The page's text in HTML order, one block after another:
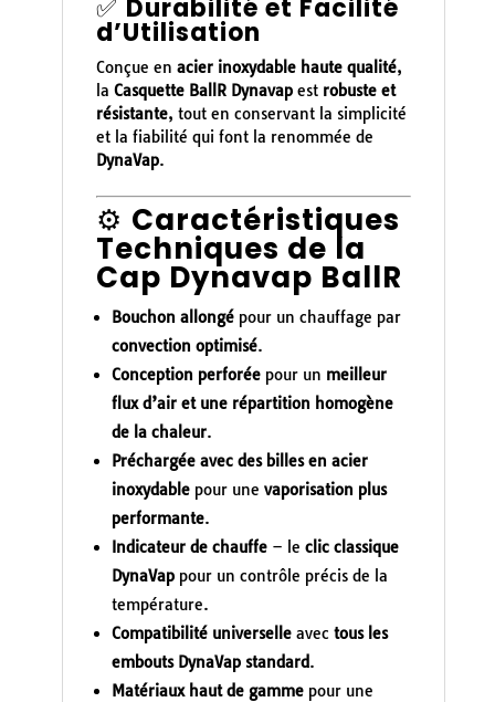
✅ Durabilité et Facilité
d’Utilisation
Conçue en acier inoxydable haute qualité,
la Casquette BallR Dynavapest robuste et
résistante, tout en conservant la simplicité
et la fiabilité qui font la renommée de
DynaVap.
⚙️ Caractéristiques
Techniques de la
Cap Dynavap BallR
Bouchon allongépour un chauffage par
convection optimisé.
Conception perforéepour un meilleur
flux d’air et une répartition homogène
de la chaleur.
Préchargée avec des billes en acier
inoxydablepour une vaporisation plus
performante.
Indicateur de chauffe– le clic classique
DynaVappour un contrôle précis de la
température.
Compatibilité universelleavec tous les
embouts DynaVap standard.
Matériaux haut de gammepour une